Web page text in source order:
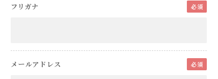
フリガナ 必須
メールアドレス 必須